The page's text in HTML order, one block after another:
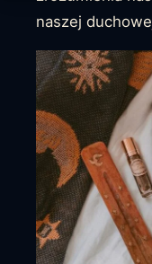
naszej